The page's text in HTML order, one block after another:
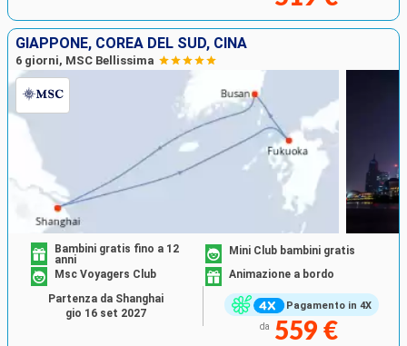
GIAPPONE, COREA DEL SUD, CINA
6 giorni, MSC Bellissima
Pagamento in 4X
Bambini gratis fino a 12
anni
Mini Club bambini gratis
Msc Voyagers Club
Animazione a bordo
da 559 €
Partenza da Shanghai
gio 16 set 2027